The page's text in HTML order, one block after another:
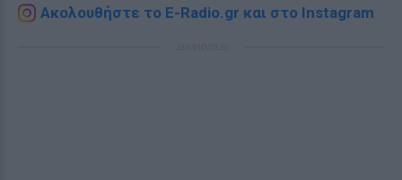
Ακολουθήστε το E-Radio.gr και στο Instagram